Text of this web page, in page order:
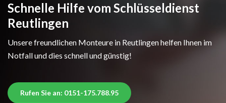
Schnelle Hilfe vom Schlüsseldienst
Reutlingen
Unsere freundlichen Monteure in Reutlingen helfen Ihnen im
Notfall und dies schnell und günstig!
Rufen Sie an: 0151-175.788.95